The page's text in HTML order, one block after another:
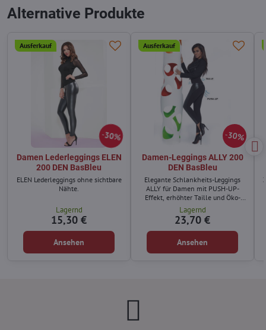
Alternative Produkte
30%
Ausferkauf
Damen Lederleggings ELEN
200 DEN BasBleu
ELEN Lederleggings ohne sichtbare
Nähte.
Lagernd
15,30 €
Ansehen
30%
Ausferkauf
Damen-Leggings ALLY 200
DEN BasBleu
Elegante Schlankheits-Leggings
ALLY für Damen mit PUSH-UP-
Effekt, erhöhter Taille und Öko-
Leder.
Lagernd
23,70 €
Ansehen